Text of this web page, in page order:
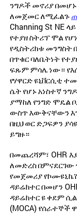
ንግዶች መኖሪያበመሆኑ
ለመጀመርለሚፈልጉ
Channing St NE ላይ
የተያዘስትሪፕ ሞል
የዲስትሪክቱ መንግስት
በጥቁርባለቤትነት
ፍጹም ምሳሌነው።
የሃዋርድዩኒቨርሲቲ
ሴት የሆኑአነስተኛ
ያማከለ የንግድ ሞዴል
ውስጥእውቅናቸውን
በዚህ ወር ድጋፍዎን ያሳዩ
ይግዙ።
በመጨረሻም፣ OHR
ለመድረስበምናደርገው
የመጀመሪያ
ዳይሬክተርበመሆን
ዳይሬክተርዩ ቀደምሲል
(MOCA) የሰራተኞች